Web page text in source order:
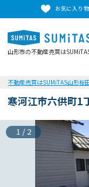
お気に入り
山形市の不動産売買は
不動産売買はSUMiTAS山形桜
寒河江市六供町1
1 / 2